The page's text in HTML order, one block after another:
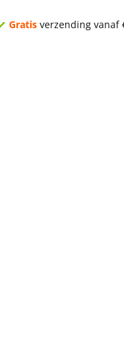
Gratis verzending vanaf